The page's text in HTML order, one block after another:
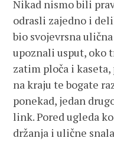
Nikad nismo bili
odrasli zajedno i
bio svojevrsna
upoznali usput, oko
zatim ploča i kaseta,
na kraju te bogate
ponekad, jedan
link. Pored ugleda
držanja i ulične